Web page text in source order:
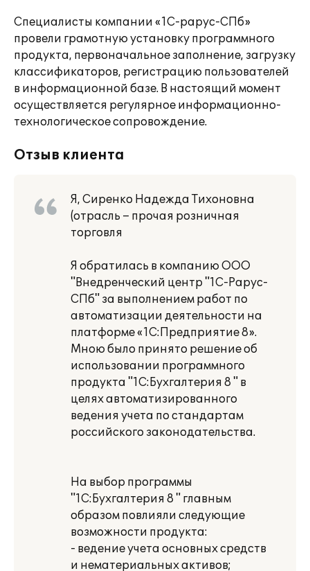
Специалисты компании «1С-рарус-СПб»
провели грамотную установку программного
продукта, первоначальное заполнение, загрузку
классификаторов, регистрацию пользователей
в информационной базе. В настоящий момент
осуществляется регулярное информационно-
технологическое сопровождение.
Отзыв клиента
Я, Сиренко Надежда Тихоновна
(отрасль – прочая розничная
торговля
Я обратилась в компанию ООО
"Внедренческий центр "1С-Рарус-
СПб" за выполнением работ по
автоматизации деятельности на
платформе «1С:Предприятие 8».
Мною было принято решение об
использовании программного
продукта "1С:Бухгалтерия 8 " в
целях автоматизированного
ведения учета по стандартам
российского законодательства.
На выбор программы
"1С:Бухгалтерия 8 " главным
образом повлияли следующие
возможности продукта:
- ведение учета основных средств
и нематериальных активов;